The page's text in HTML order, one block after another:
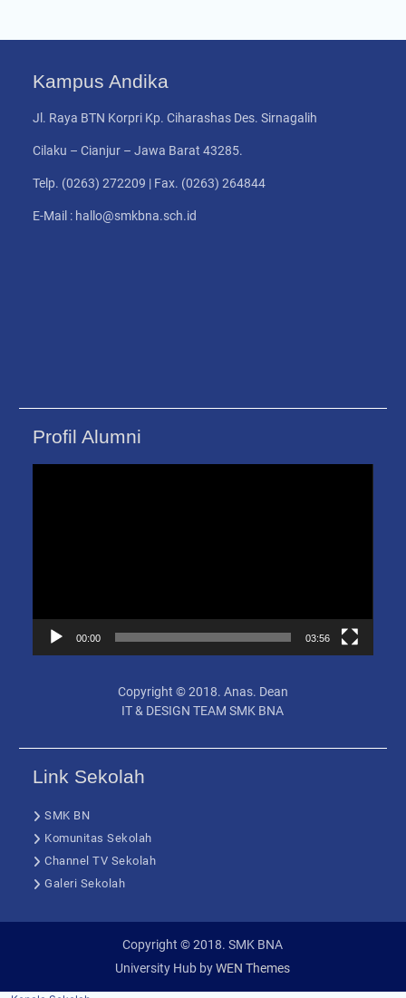
Kampus Andika
Jl. Raya BTN Korpri Kp. Ciharashas Des. Sirnagalih
Cilaku – Cianjur – Jawa Barat 43285.
Telp. (0263) 272209 | Fax. (0263) 264844
E-Mail : hallo@smkbna.sch.id
Profil Alumni
00:00 03:56
Copyright © 2018. Anas. Dean
IT & DESIGN TEAM SMK BNA
Link Sekolah
SMK BN
Komunitas Sekolah
Channel TV Sekolah
Galeri Sekolah
Copyright © 2018. SMK BNA
University Hub byWEN Themes